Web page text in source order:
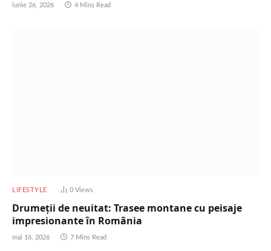
iunie 26, 2026 4 Mins Read
LIFESTYLE 0 Views
Drumeții de neuitat: Trasee montane cu peisaje
impresionante în România
mai 16, 2026 7 Mins Read